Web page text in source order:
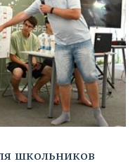
школьников